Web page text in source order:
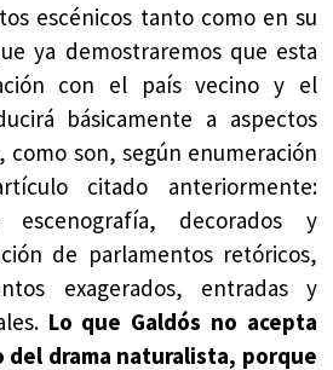
escénicos tanto como en su
ya demostraremos que esta
con el país vecino y el
básicamente a aspectos
son, según enumeración
citado anteriormente:
decorados y
de parlamentos retóricos,
exagerados, entradas y
Lo que Galdós no acepta
del drama naturalista, porque